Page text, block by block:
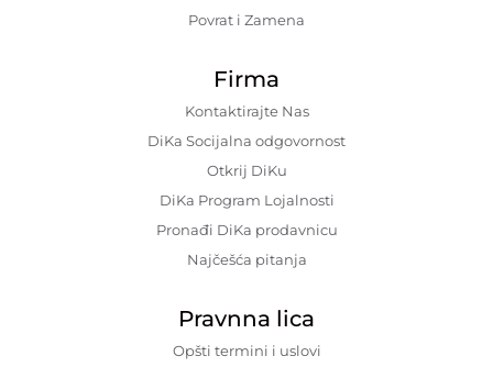
Povrat i Zamena
Firma
Kontaktirajte Nas
DiKa Socijalna odgovornost
Otkrij DiKu
DiKa Program Lojalnosti
Pronađi DiKa prodavnicu
Najčešća pitanja
Pravnna lica
Opšti termini i uslovi